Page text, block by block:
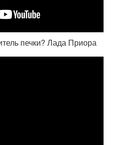
печки? Лада Приора